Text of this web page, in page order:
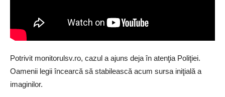
Potrivit monitorulsv.ro, cazul a ajuns deja în atenţia Poliţiei.
Oamenii legii încearcă să stabilească acum sursa iniţială a
imaginilor.